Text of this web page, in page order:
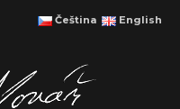
Čeština English